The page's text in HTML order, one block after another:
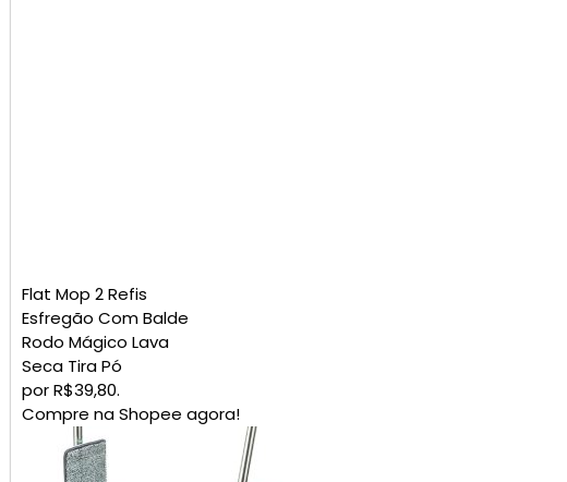
Flat Mop 2 Refis
Esfregão Com Balde
Rodo Mágico Lava
Seca Tira Pó
por R$39,80.
Compre na Shopee agora!